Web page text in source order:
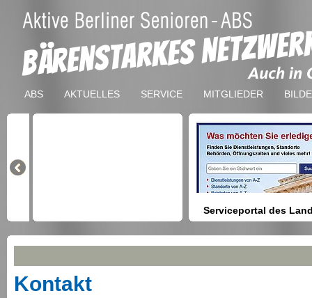
ABS AKTUELLES SERVICE MITGLIEDER
Serviceportal des
Berlin
Anmeldung bei Ämtern usw.
Kontakt